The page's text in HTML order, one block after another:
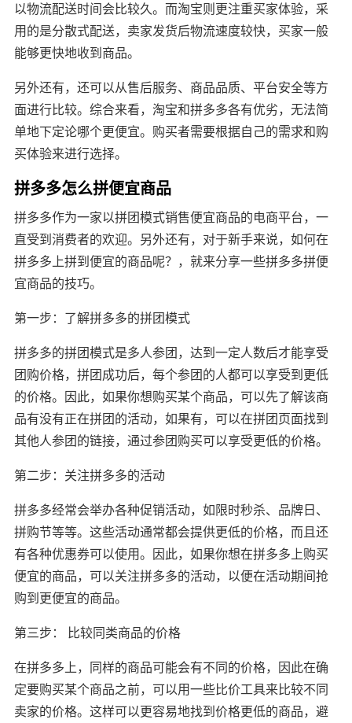
以物流配送时间会比较久。而淘宝则更注重买家体验，采
用的是分散式配送，卖家发货后物流速度较快，买家一般
能够更快地收到商品。
另外还有，还可以从售后服务、商品品质、平台安全等方
面进行比较。综合来看，淘宝和拼多多各有优劣，无法简
单地下定论哪个更便宜。购买者需要根据自己的需求和购
买体验来进行选择。
拼多多怎么拼便宜商品
拼多多作为一家以拼团模式销售便宜商品的电商平台，一
直受到消费者的欢迎。另外还有，对于新手来说，如何在
拼多多上拼到便宜的商品呢？，就来分享一些拼多多拼便
宜商品的技巧。
第一步：了解拼多多的拼团模式
拼多多的拼团模式是多人参团，达到一定人数后才能享受
团购价格，拼团成功后，每个参团的人都可以享受到更低
的价格。因此，如果你想购买某个商品，可以先了解该商
品有没有正在拼团的活动，如果有，可以在拼团页面找到
其他人参团的链接，通过参团购买可以享受更低的价格。
第二步：关注拼多多的活动
拼多多经常会举办各种促销活动，如限时秒杀、品牌日、
拼购节等等。这些活动通常都会提供更低的价格，而且还
有各种优惠券可以使用。因此，如果你想在拼多多上购买
便宜的商品，可以关注拼多多的活动，以便在活动期间抢
购到更便宜的商品。
第三步： 比较同类商品的价格
在拼多多上，同样的商品可能会有不同的价格，因此在确
定要购买某个商品之前，可以用一些比价工具来比较不同
卖家的价格。这样可以更容易地找到价格更低的商品，避